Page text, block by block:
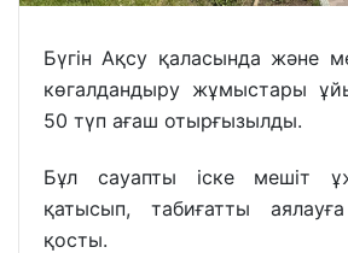
Бүгін Ақсу қаласында және
көгалдандыру жұмыстары
50 түп ағаш отырғызылды.
Бұл сауапты іске мешіт
қатысып, табиғатты
қосты.